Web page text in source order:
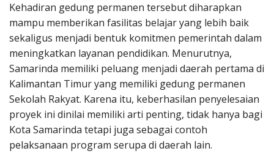
Kehadiran gedung permanen tersebut diharapkan
mampu memberikan fasilitas belajar yang lebih baik
sekaligus menjadi bentuk komitmen pemerintah dalam
meningkatkan layanan pendidikan. Menurutnya,
Samarinda memiliki peluang menjadi daerah pertama di
Kalimantan Timur yang memiliki gedung permanen
Sekolah Rakyat. Karena itu, keberhasilan penyelesaian
proyek ini dinilai memiliki arti penting, tidak hanya bagi
Kota Samarinda tetapi juga sebagai contoh
pelaksanaan program serupa di daerah lain.